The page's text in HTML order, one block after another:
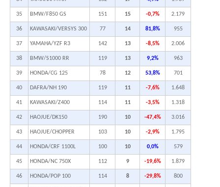
35 BMW/F850 GS 151 15 -0,7% 2.179
36 KAWASAKI/VERSYS 300 77 14 81,8% 955
37 YAMAHA/YZF R3 142 13 -8,5% 2.006
38 BMW/S1000 RR 119 13 9,2% 963
39 HONDA/CG 125 78 12 53,8% 701
40 DAFRA/NH 190 119 11 -7,6% 1.648
41 KAWASAKI/Z400 114 11 -3,5% 1.318
42 HAOJUE/DK150 190 10 -47,4% 3.016
43 HAOJUE/CHOPPER 103 10 -2,9% 1.795
44 HONDA/CRF 1100L 100 10 0,0% 579
45 HONDA/NC 750X 112 9 -19,6% 1.879
46 HONDA/POP 100 114 8 -29,8% 800